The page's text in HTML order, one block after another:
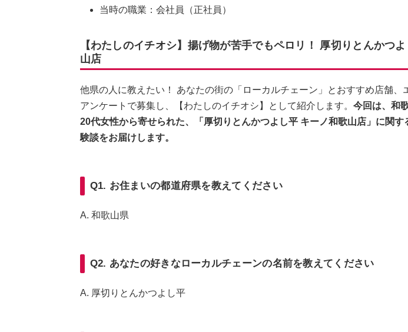
当時の職業：会社員（正社員）
【わたしのイチオシ】揚げ物が苦手でもペロリ！ 厚切りとんかつ
山店
他県の人に教えたい！ あなたの街の「ローカルチェーン」とおすすめ店舗、
アンケートで募集し、【わたしのイチオシ】として紹介します。 今回は、和
20代女性から寄せられた、「厚切りとんかつよし平 キーノ和歌山店」に関す
験談をお届けします。
Q1. お住まいの都道府県を教えてください
A. 和歌山県
Q2. あなたの好きなローカルチェーンの名前を教えてください
A. 厚切りとんかつよし平